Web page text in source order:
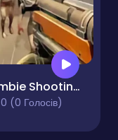
Zombie Shooting King
0 (0 Голосів)